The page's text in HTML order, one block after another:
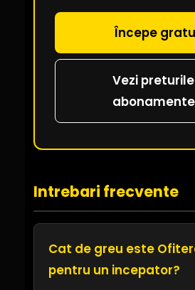
Începe
Vezi
Intrebari frecvente
Cat de greu este
pentru un incepator?